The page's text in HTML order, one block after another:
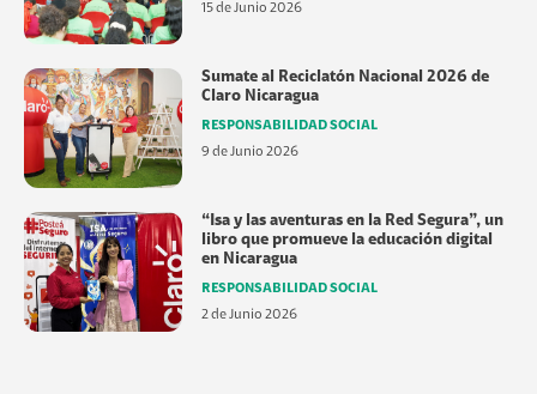
15 de Junio 2026
RESPONSABILIDAD SOCIAL
Sumate al Reciclatón Nacional 2026 de
Claro Nicaragua
9 de Junio 2026
RESPONSABILIDAD SOCIAL
“Isa y las aventuras en la Red Segura”, un
libro que promueve la educación digital
en Nicaragua
2 de Junio 2026